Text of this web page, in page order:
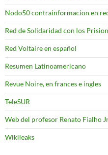
Nodo50 contrainformacion en
Red de Solidaridad con los
Red Voltaire en español
Resumen Latinoamericano
Revue Noire, en frances e ingles
TeleSUR
Web del profesor Renato Fialho
Wikileaks